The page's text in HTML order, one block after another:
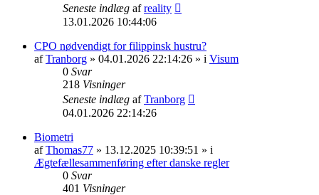
Seneste indlæg afreality
13.01.2026 10:44:06
CPO nødvendigt for filippinsk hustru?
afTranborg » 04.01.2026 22:14:26 » i Visum
0 Svar
218 Visninger
Seneste indlæg afTranborg
04.01.2026 22:14:26
Biometri
afThomas77 » 13.12.2025 10:39:51 » i
Ægtefællesammenføring efter danske regler
0 Svar
401 Visninger